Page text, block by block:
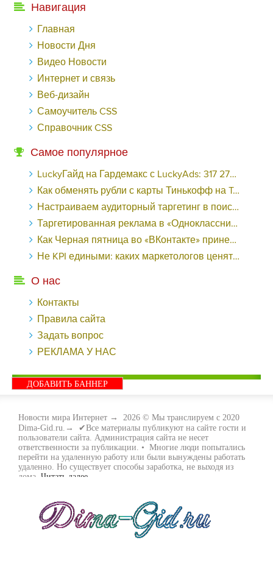
Навигация
Главная
Новости Дня
Видео Новости
Интернет и связь
Веб-дизайн
Самоучитель CSS
Справочник CSS
Самое популярное
LuckyГайд на Гардемакс с LuckyAds: 317 279 рублей за 10 дней - «Надо знать»
Как обменять рубли с карты Тинькофф на Tether ERC20 (USDT)?
Настраиваем аудиторный таргетинг в поисковой кампании Google Ads - «Заработок»
Таргетированная реклама в «Одноклассниках»: как ее настроить и нужно ли - «Заработок»
Как Черная пятница во «ВКонтакте» принесла магазину подарков 221 продажу по цене 38 рублей - «Заработок»
Не KPI едиными: каких маркетологов ценят - «Заработок»
О нас
Контакты
Правила сайта
Задать вопрос
РЕКЛАМА У НАС
ДОБАВИТЬ БАННЕР
Новости мира Интернет → 2026 © Мы транслируем с 2020
Dima-Gid.ru.→ ✔Все материалы публикуют на сайте гости и
пользователи сайта. Администрация сайта не несет
ответственности за публикации. • Многие люди попытались
перейти на удаленную работу или были вынуждены работать
удаленно. Но существует способы заработка, не выходя из
дома. Читать далее...
много. Все зависит только от вас, чем вы хотите заняться и, что
вам придётся по душе. Наш сайт собирает для вас всю
полезную информацию и новые виды заработка которые
появляются на просторах интернета каждый день. Просто